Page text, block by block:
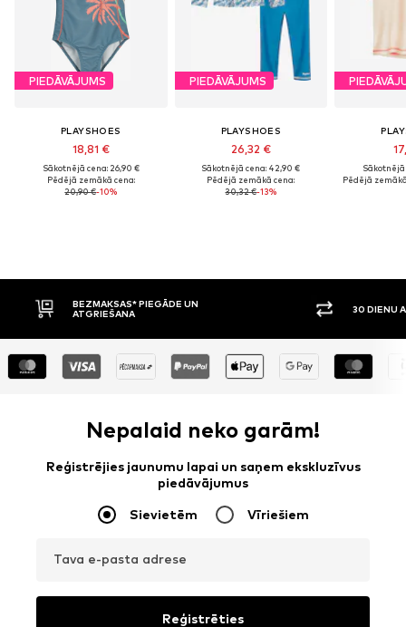
PIEDĀVĀJUMS
PLAYSHOES
18,81 €
Sākotnējā cena: 26,90 €
Pēdējā zemākā cena:
20,90 €-10%
PIEDĀVĀJUMS
PLAYSHOES
26,32 €
Sākotnējā cena: 42,90 €
Pēdējā zemākā cena:
30,32 €-13%
Sākotnējā
Pēdējā
BEZMAKSAS* PIEGĀDE UN
ATGRIEŠANA
30 DIENU
Nepalaid neko garām!
Reģistrējies jaunumu lapai un saņem ekskluzīvus
piedāvājumus
Sievietēm Vīriešiem
Tava e-pasta adrese
Reģistrēties